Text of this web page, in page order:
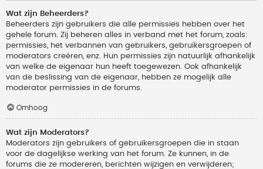
Wat zijn Beheerders?
Beheerders zijn gebruikers die alle permissies hebben over het
gehele forum. Zij beheren alles in verband met het forum, zoals:
permissies, het verbannen van gebruikers, gebruikersgroepen of
moderators creëren, enz. Hun permissies zijn natuurlijk afhankelijk
van welke de eigenaar hun heeft toegewezen. Ook afhankelijk
van de beslissing van de eigenaar, hebben ze mogelijk alle
moderator permissies in de forums.
Omhoog
Wat zijn Moderators?
Moderators zijn gebruikers of gebruikersgroepen die in staan
voor de dagelijkse werking van het forum. Ze kunnen, in de
forums die ze modereren, berichten wijzigen en verwijderen;